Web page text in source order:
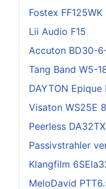
Fostex FF125WK
Lii Audio F15
Accuton BD30-
Tang Band W5-
DAYTON
Visaton WS25E 8
Peerless
Passivstrahler
Klangfilm
MeloDavid